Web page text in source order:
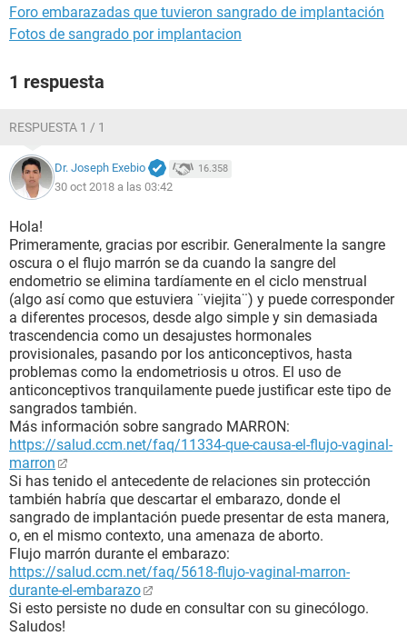
Foro embarazadas que tuvieron sangrado de implantación
Fotos de sangrado por implantacion
1 respuesta
RESPUESTA 1 / 1
Dr. Joseph Exebio 16.358
30 oct 2018 a las 03:42
Hola!
Primeramente, gracias por escribir. Generalmente la sangre
oscura o el flujo marrón se da cuando la sangre del
endometrio se elimina tardíamente en el ciclo menstrual
(algo así como que estuviera ¨viejita¨) y puede corresponder
a diferentes procesos, desde algo simple y sin demasiada
trascendencia como un desajustes hormonales
provisionales, pasando por los anticonceptivos, hasta
problemas como la endometriosis u otros. El uso de
anticonceptivos tranquilamente puede justificar este tipo de
sangrados también.
Más información sobre sangrado MARRON:
https://salud.ccm.net/faq/11334-que-causa-el-flujo-vaginal-
marron
Si has tenido el antecedente de relaciones sin protección
también habría que descartar el embarazo, donde el
sangrado de implantación puede presentar de esta manera,
o, en el mismo contexto, una amenaza de aborto.
Flujo marrón durante el embarazo:
https://salud.ccm.net/faq/5618-flujo-vaginal-marron-
durante-el-embarazo
Si esto persiste no dude en consultar con su ginecólogo.
Saludos!